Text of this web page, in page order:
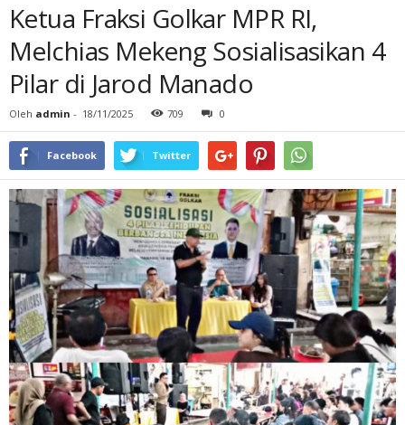
Ketua Fraksi Golkar MPR RI,
Melchias Mekeng Sosialisasikan 4
Pilar di Jarod Manado
Oleh admin - 18/11/2025 709 0
Facebook Twitter